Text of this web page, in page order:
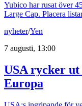
Yubico har rusat över
Large Cap. Placera
nyheter/Yen
7 augusti, 13:00
USA rycker
Europa